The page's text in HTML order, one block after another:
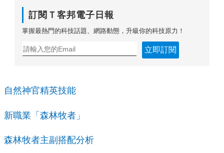
訂閱Ｔ客邦電子日報
掌握最熱門的科技話題、網路動態，升級你的科技原力！
立即訂閱
自然神官精英技能
新職業「森林牧者」
森林牧者主副搭配分析